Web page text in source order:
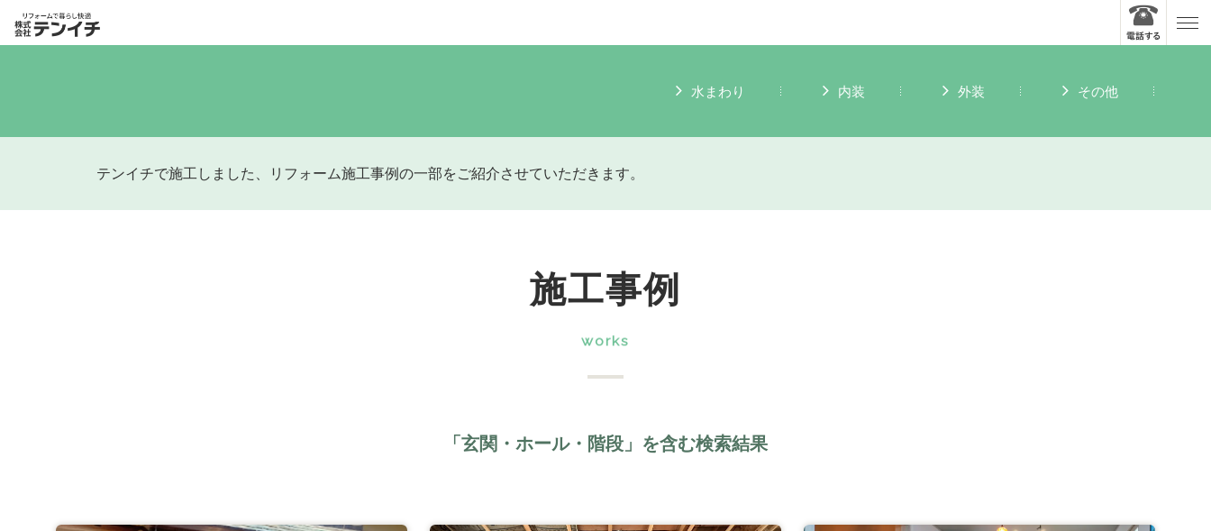
水まわり 内装 外装 その他
テンイチで施工しました、リフォーム施工事例の一部をご紹介させていただきます。
施工事例
works
「玄関・ホール・階段」を含む検索結果